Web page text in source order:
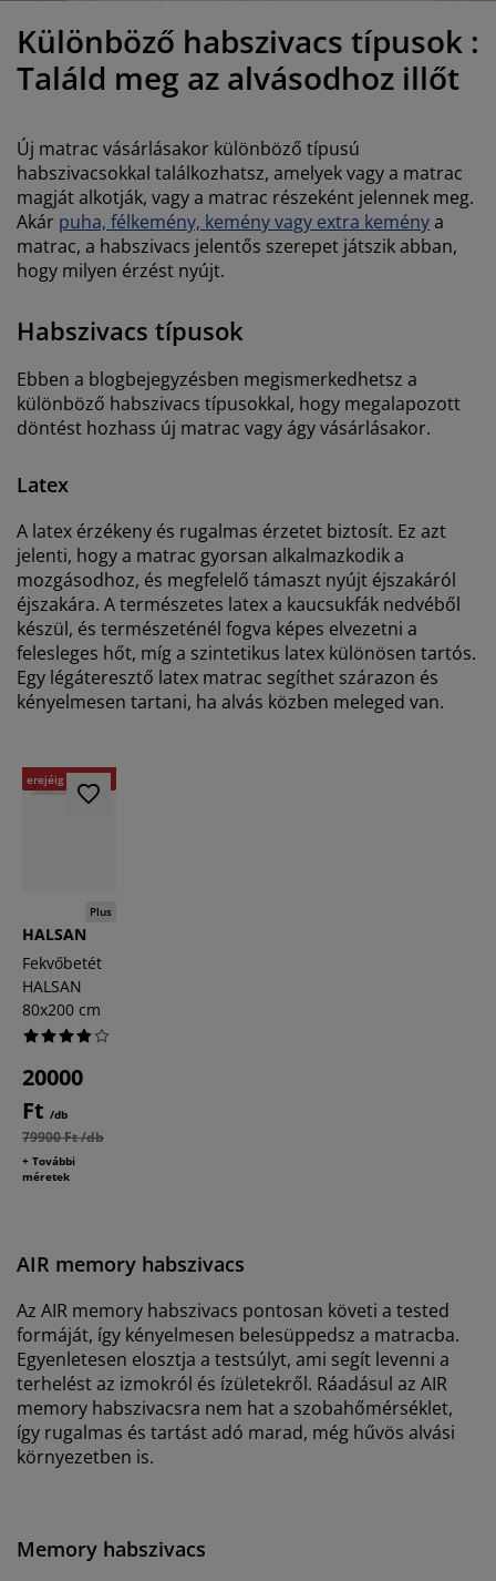
matracok
és kiegészítők
világítás
kiegészítők
Különböző habszivacs típusok :
Találd meg az alvásodhoz illőt
Új matrac vásárlásakor különböző típusú
habszivacsokkal találkozhatsz, amelyek vagy a matrac
magját alkotják, vagy a matrac részeként jelennek meg.
Akár puha, félkemény, kemény vagy extra keménya
matrac, a habszivacs jelentős szerepet játszik abban,
hogy milyen érzést nyújt.
Habszivacs típusok
Ebben a blogbejegyzésben megismerkedhetsz a
különböző habszivacs típusokkal, hogy megalapozott
döntést hozhass új matrac vagy ágy vásárlásakor.
Latex
A latex érzékeny és rugalmas érzetet biztosít. Ez azt
jelenti, hogy a matrac gyorsan alkalmazkodik a
mozgásodhoz, és megfelelő támaszt nyújt éjszakáról
éjszakára. A természetes latex a kaucsukfák nedvéből
készül, és természeténél fogva képes elvezetni a
felesleges hőt, míg a szintetikus latex különösen tartós.
Egy légáteresztő latex matrac segíthet szárazon és
kényelmesen tartani, ha alvás közben meleged van.
erejéig
Plus
HALSAN
Fekvőbetét
HALSAN
80x200 cm
20000
Ft /db
79900 Ft /db
+ További
méretek
AIR memory habszivacs
Az AIR memory habszivacs pontosan követi a tested
formáját, így kényelmesen belesüppedsz a matracba.
Egyenletesen elosztja a testsúlyt, ami segít levenni a
terhelést az izmokról és ízületekről. Ráadásul az AIR
memory habszivacsra nem hat a szobahőmérséklet,
így rugalmas és tartást adó marad, még hűvös alvási
környezetben is.
Memory habszivacs